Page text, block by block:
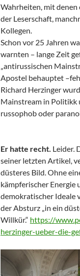
Wahrheiten, mit
der Leserschaft,
Kollegen.
Schon vor 25 Jahren
warnten – lange Zeit
„antirussischen
Apostel behauptet
Richard Herzinger
Mainstream in Politikk
russophob oder
Er hatte recht. Leider.
seiner letzten Artikel,
düsteres Bild. Ohne
kämpferischer Energie
demokratischer Ideale
der Absturz „in ein
Willkür.“ https://
herzinger-ueber-die-